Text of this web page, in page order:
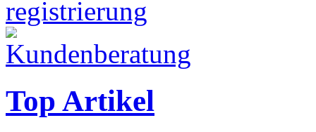
Top Artikel